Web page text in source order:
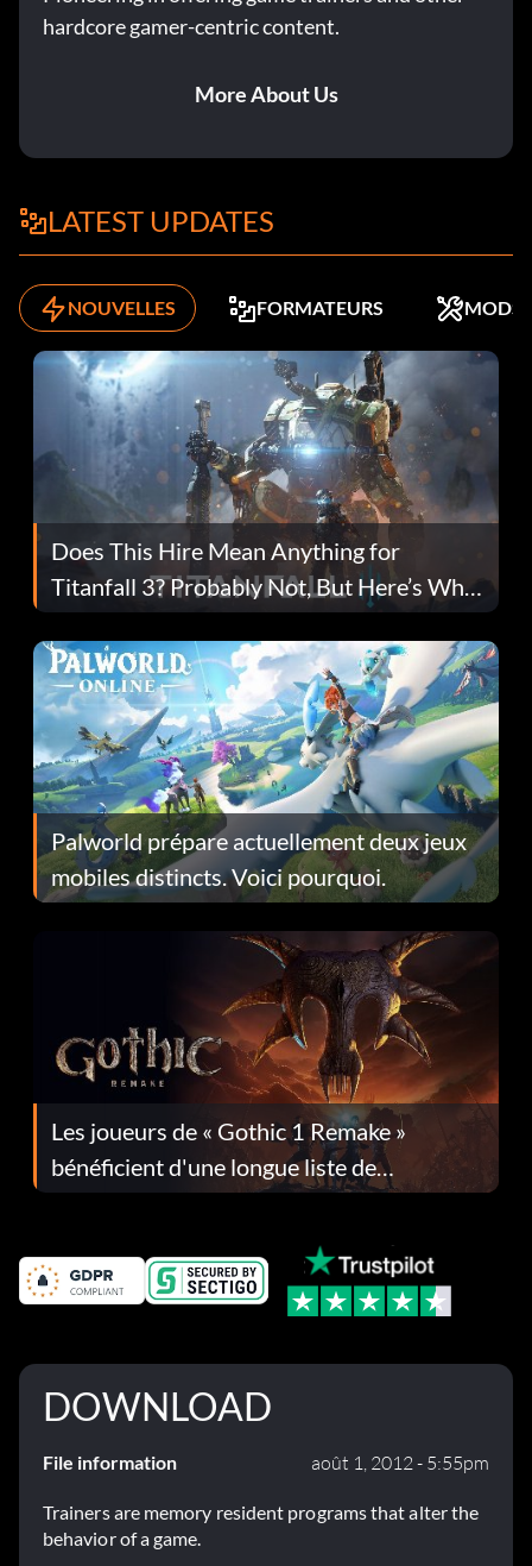
hardcore gamer-centric content.
More About Us
LATEST UPDATES
NOUVELLES FORMATEURS MODS
Does This Hire Mean Anything for
Titanfall 3? Probably Not, But Here’s Why
Fans Are Hopeful
Palworld prépare actuellement deux jeux
mobiles distincts. Voici pourquoi.
Les joueurs de « Gothic 1 Remake »
bénéficient d'une longue liste de
corrections dans la mise à jour 1.0.4
DOWNLOAD
File information août 1, 2012 - 5:55pm
Trainers are memory resident programs that alter the
behavior of a game.